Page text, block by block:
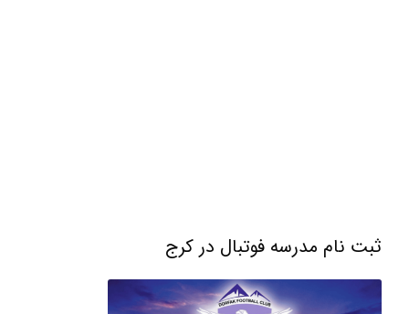
ثبت نام مدرسه فوتبال در کرج